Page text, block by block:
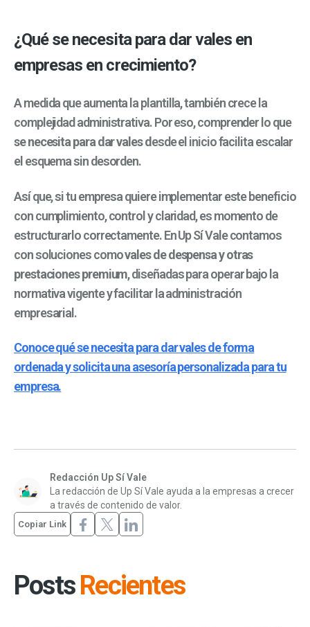
¿Qué se necesita para dar vales en
empresas en crecimiento?
A medida que aumenta la plantilla, también crece la
complejidad administrativa. Por eso, comprender lo que
se necesita para dar vales desde el inicio facilita escalar
el esquema sin desorden.
Así que, si tu empresa quiere implementar este beneficio
con cumplimiento, control y claridad, es momento de
estructurarlo correctamente. En Up Sí Vale contamos
con soluciones comovales de despensa y otras
prestaciones premium, diseñadas para operar bajo la
normativa vigente y facilitar la administración
empresarial.
Conoce qué se necesita para dar vales de forma
ordenada y solicita una asesoría personalizada para tu
empresa.
Redacción Up Sí Vale
La redacción de Up Sí Vale ayuda a la empresas a crecer
a través de contenido de valor.
Copiar Link
PostsRecientes